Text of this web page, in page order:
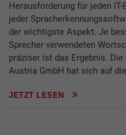
Herausforderung für jeden
jeder
der wichtigste Aspekt. Je
Sprecher verwendeten
präziser ist das Ergebnis.
Austria GmbH hat sich auf
JETZT LESEN